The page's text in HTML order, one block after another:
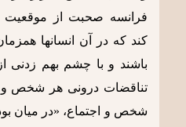
فرانسه صحبت از
کند که در آن انسانها
باشند و با چشم بهم زدنی
تناقضات درونی هر شخص و
شخص و اجتماع، «در میان